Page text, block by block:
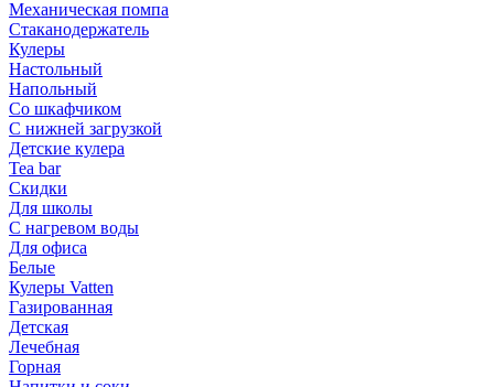
Механическая помпа
Стаканодержатель
Кулеры
Настольный
Напольный
Со шкафчиком
С нижней загрузкой
Детские кулера
Tea bar
Скидки
Для школы
С нагревом воды
Для офиса
Белые
Кулеры Vatten
Газированная
Детская
Лечебная
Горная